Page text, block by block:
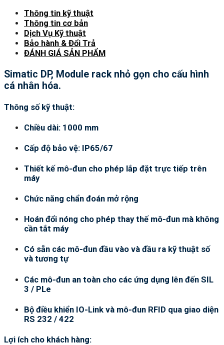
Thông tin kỹ thuật
Thông tin cơ bản
Dịch Vụ Kỹ thuật
Bảo hành & Đổi Trả
ĐÁNH GIÁ SẢN PHẨM
Simatic DP, Module rack nhỏ gọn cho cấu hình
cá nhân hóa.
Thông số kỹ thuật:
Chiều dài: 1000 mm
Cấp độ bảo vệ: IP65/67
Thiết kế mô-đun cho phép lắp đặt trực tiếp trên
máy
Chức năng chẩn đoán mở rộng
Hoán đổi nóng cho phép thay thế mô-đun mà không
cần tắt máy
Có sẵn các mô-đun đầu vào và đầu ra kỹ thuật số
và tương tự
Các mô-đun an toàn cho các ứng dụng lên đến SIL
3 / PLe
Bộ điều khiển IO-Link và mô-đun RFID qua giao diện
RS 232 / 422
Lợi ích cho khách hàng: